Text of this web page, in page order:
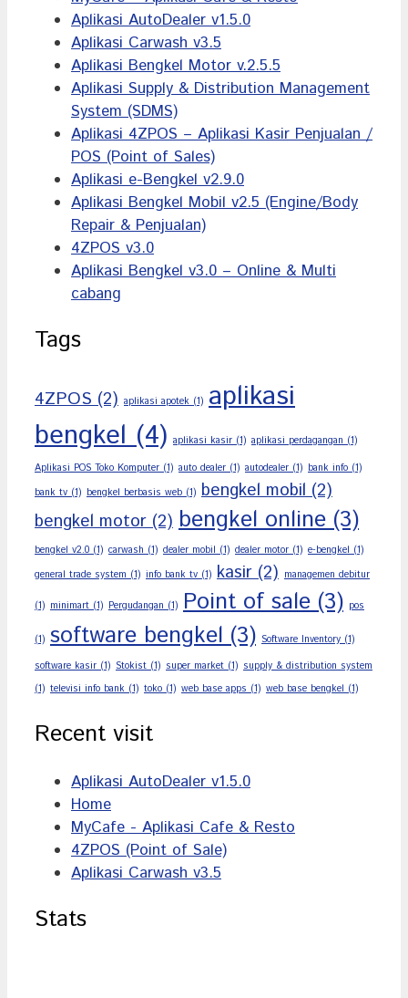
Aplikasi AutoDealer v1.5.0
Aplikasi Carwash v3.5
Aplikasi Bengkel Motor v.2.5.5
Aplikasi Supply & Distribution Management
System (SDMS)
Aplikasi 4ZPOS – Aplikasi Kasir Penjualan /
POS (Point of Sales)
Aplikasi e-Bengkel v2.9.0
Aplikasi Bengkel Mobil v2.5 (Engine/Body
Repair & Penjualan)
4ZPOS v3.0
Aplikasi Bengkel v3.0 – Online & Multi
cabang
Tags
4ZPOS(2) aplikasi apotek (1) aplikasi
bengkel(4) aplikasi kasir (1) aplikasi perdagangan (1)
Aplikasi POS Toko Komputer (1) auto dealer (1) autodealer (1) bank info (1)
bank tv (1) bengkel berbasis web (1) bengkel mobil(2)
bengkel motor(2) bengkel online(3)
bengkel v2.0 (1) carwash (1) dealer mobil (1) dealer motor (1) e-bengkel (1)
general trade system (1) info bank tv (1) kasir(2) managemen debitur
(1) minimart (1) Pergudangan (1) Point of sale(3) pos
(1) software bengkel(3) Software Inventory (1)
software kasir (1) Stokist (1) super market (1) supply & distribution system
(1) televisi info bank (1) toko (1) web base apps (1) web base bengkel (1)
Recent visit
Aplikasi AutoDealer v1.5.0
Home
MyCafe - Aplikasi Cafe & Resto
4ZPOS (Point of Sale)
Aplikasi Carwash v3.5
Stats